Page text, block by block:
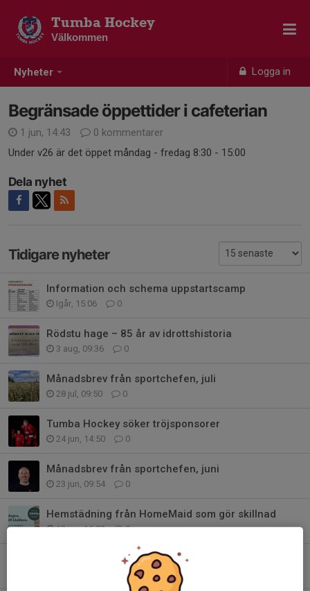
Nyheter Logga in
Tumba Hockey
Välkommen
Begränsade öppettider i cafeterian
1 jun, 14:43
0 kommentarer
Under v26 är det öppet måndag - fredag 8:30 - 15:00
Dela nyhet
Tidigare nyheter
Information och schema uppstartscamp
Igår, 15:06 0
Rödstu hage – 85 år av idrottshistoria
3 aug, 09:36 0
Månadsbrev från sportchefen, juli
28 jul, 09:50 0
Tumba Hockey söker tröjsponsorer
24 jun, 14:50 0
Månadsbrev från sportchefen, juni
23 jun, 09:54 0
Hemstädning från HomeMaid som gör skillnad
12 jun, 16:02 0
Årsmöteshandlingar